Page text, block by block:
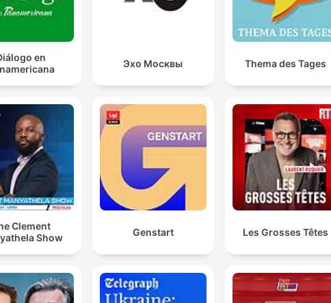
en
Эхо Москвы Thema des Tages
Clement
Show
Genstart Les Grosses Têtes